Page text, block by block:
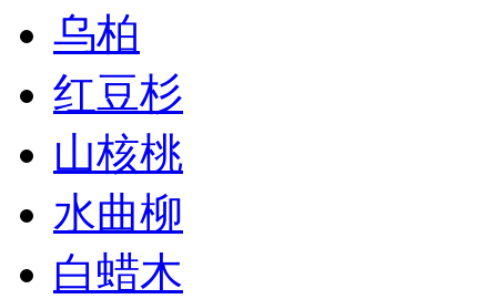
乌柏
红豆杉
山核桃
水曲柳
白蜡木